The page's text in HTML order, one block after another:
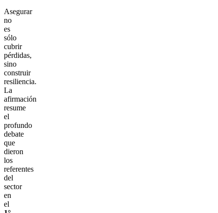
Asegurar
no
es
sólo
cubrir
pérdidas,
sino
construir
resiliencia.
La
afirmación
resume
el
profundo
debate
que
dieron
los
referentes
del
sector
en
el